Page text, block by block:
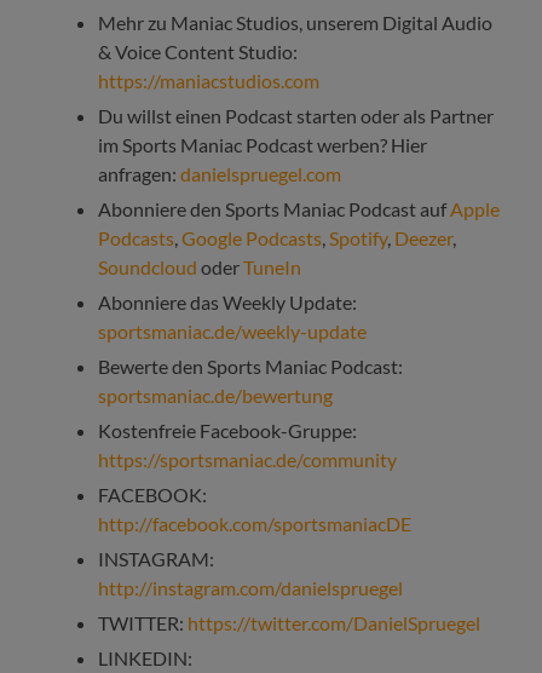
Mehr zu Maniac Studios, unserem Digital Audio
& Voice Content Studio:
https://maniacstudios.com
Du willst einen Podcast starten oder als Partner
im Sports Maniac Podcast werben? Hier
anfragen:danielspruegel.com
Abonniere den Sports Maniac Podcast auf Apple
Podcasts ,Google Podcasts Spotify, Deezer,
Soundcloud oderTuneIn
Abonniere das Weekly Update:
sportsmaniac.de/weekly-update
Bewerte den Sports Maniac Podcast:
sportsmaniac.de/bewertung
Kostenfreie Facebook-Gruppe:
https://sportsmaniac.de/community
FACEBOOK:
http://facebook.com/sportsmaniacDE
INSTAGRAM:
http://instagram.com/danielspruegel
TWITTER: https://twitter.com/DanielSpruegel
LINKEDIN: